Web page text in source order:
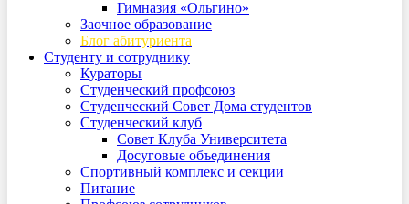
Гимназия «Ольгино»
Заочное образование
Блог абитуриента
Студенту и сотруднику
Кураторы
Студенческий профсоюз
Студенческий Совет Дома студентов
Студенческий клуб
Совет Клуба Университета
Досуговые объединения
Спортивный комплекс и секции
Питание